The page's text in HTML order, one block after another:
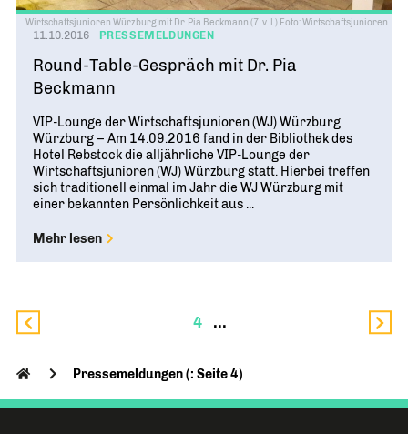
Wirtschaftsjunioren Würzburg mit Dr. Pia Beckmann (7. v. l.) Foto: Wirtschaftsjunioren
11.10.2016 PRESSEMELDUNGEN
Round-Table-Gespräch mit Dr. Pia
Beckmann
VIP-Lounge der Wirtschaftsjunioren (WJ) Würzburg
Würzburg – Am 14.09.2016 fand in der Bibliothek des
Hotel Rebstock die alljährliche VIP-Lounge der
Wirtschaftsjunioren (WJ) Würzburg statt. Hierbei treffen
sich traditionell einmal im Jahr die WJ Würzburg mit
einer bekannten Persönlichkeit aus ...
Mehr lesen
4
Pressemeldungen (: Seite 4)